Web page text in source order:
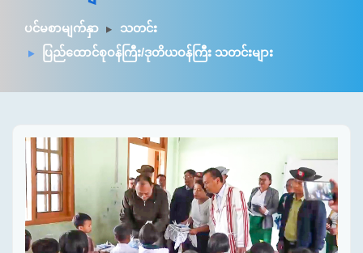
ပင်မစာမျက်နှာ
သတင်း
ပြည်ထောင်စုဝန်ကြီး/ဒုတိယဝန်ကြီး သတင်းများ